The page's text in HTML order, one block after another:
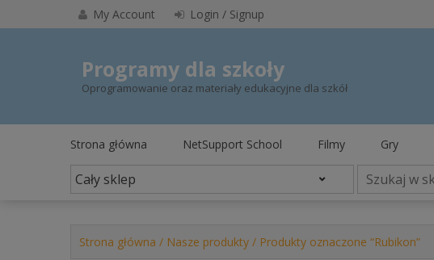
to
My Account Login / Signup
Programy dla szkoły
Oprogramowanie oraz materiały edukacyjne dla szkół
Strona główna NetSupport School Filmy Gry
Strona główna / Nasze produkty / Produkty oznaczone “Rubikon”